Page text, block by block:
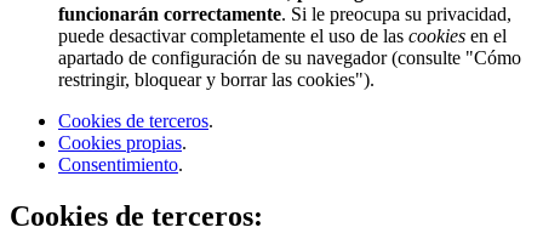
funcionarán correctamente. Si le preocupa su privacidad,
puede desactivar completamente el uso de las cookies en el
apartado de configuración de su navegador (consulte "Cómo
restringir, bloquear y borrar las cookies").
Cookies de terceros.
Cookies propias.
Consentimiento.
Cookies de terceros: